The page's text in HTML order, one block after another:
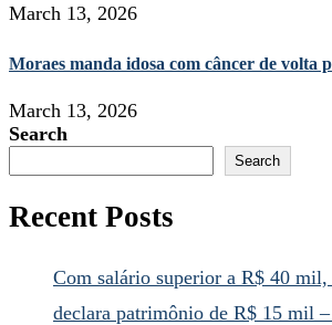
March 13, 2026
Moraes manda idosa com câncer de volta
March 13, 2026
Search
Search
Recent Posts
Com salário superior a R$ 40
declara patrimônio de R$ 15 mil